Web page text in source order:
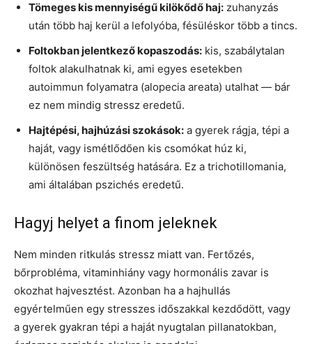
Tömeges kis mennyiségű kilökődő haj: zuhanyzás
után több haj kerül a lefolyóba, fésüléskor több a tincs.
Foltokban jelentkező kopaszodás: kis, szabálytalan
foltok alakulhatnak ki, ami egyes esetekben
autoimmun folyamatra (alopecia areata) utalhat — bár
ez nem mindig stressz eredetű.
Hajtépési, hajhúzási szokások: a gyerek rágja, tépi a
haját, vagy ismétlődően kis csomókat húz ki,
különösen feszültség hatására. Ez a trichotillomania,
ami általában pszichés eredetű.
Hagyj helyet a finom jeleknek
Nem minden ritkulás stressz miatt van. Fertőzés,
bőrprobléma, vitaminhiány vagy hormonális zavar is
okozhat hajvesztést. Azonban ha a hajhullás
egyértelműen egy stresszes időszakkal kezdődött, vagy
a gyerek gyakran tépi a haját nyugtalan pillanatokban,